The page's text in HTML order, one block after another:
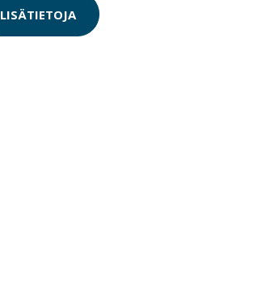
LISÄTIETOJA